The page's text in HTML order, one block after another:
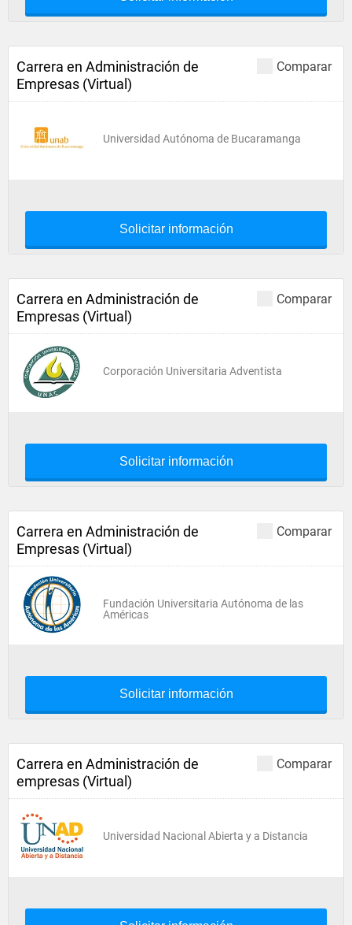
Comparar
Carrera en Administración de
Empresas (Virtual)
Universidad Autónoma de Bucaramanga
Solicitar información
Comparar
Carrera en Administración de
Empresas (Virtual)
Corporación Universitaria Adventista
Solicitar información
Comparar
Carrera en Administración de
Empresas (Virtual)
Fundación Universitaria Autónoma de las
Américas
Solicitar información
Comparar
Carrera en Administración de
empresas (Virtual)
Universidad Nacional Abierta y a Distancia